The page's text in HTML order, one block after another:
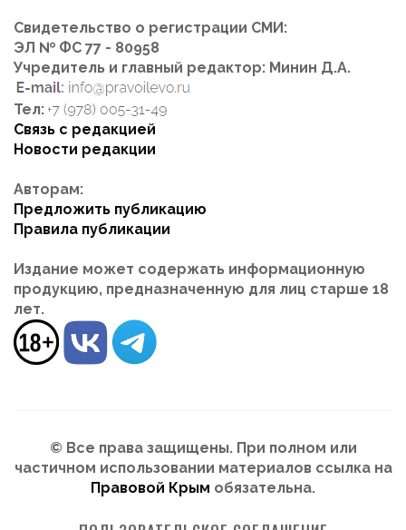
Свидетельство о регистрации СМИ:
ЭЛ № ФС 77 - 80958
Учредитель и главный редактор: Минин Д.А.
Тел:
Связь с редакцией
Новости редакции
Авторам:
Предложить публикацию
Правила публикации
Издание может содержать информационную
продукцию, предназначенную для лиц старше 18
лет.
© Все права защищены. При полном или
частичном использовании материалов ссылка на
Правовой Крым обязательна.